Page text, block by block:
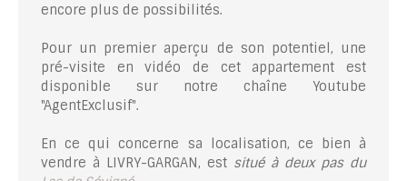
encore plus de possibilités.
Pour un premier aperçu de son potentiel, une
pré-visite en vidéo de cet appartement est
disponible sur notre chaîne Youtube
"AgentExclusif".
En ce qui concerne sa localisation, ce bien à
vendre à LIVRY-GARGAN, est situé à deux pas du